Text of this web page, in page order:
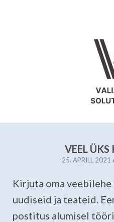
VEEL ÜKS
25. APRILL 2021
Kirjuta oma
uudiseid ja teateid.
postitus alumisel